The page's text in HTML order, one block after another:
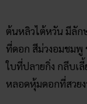
ที่ดอก สีม่วงอมชมพู
ใบที่ปลายกิ่ง กลีบเ
หลอดหุ้มดอกที่สวย
มากไปกว่านั้น